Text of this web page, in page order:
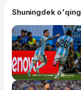
Shuningdek o'qing